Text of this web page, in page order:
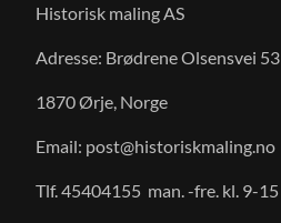
Historisk maling AS
Adresse: Brødrene Olsensvei 53
1870 Ørje, Norge
Email: post@historiskmaling.no
Tlf. 45404155 man. -fre. kl. 9-15